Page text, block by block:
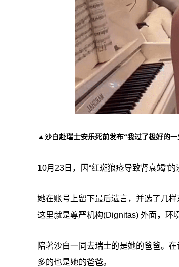
▲沙白赴瑞士安乐死前发布“我过了极好的一
10月23日，因“红斑狼疮导致肾衰竭”
她在账号上留下最后遗言，并选了几
这里就是尊严机构(Dignitas) 外面，环
陪著沙白一同去瑞士的是她的爸爸。
多的也是她的爸爸。